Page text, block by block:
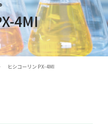
4MI
ヒシコーリン PX-4MI